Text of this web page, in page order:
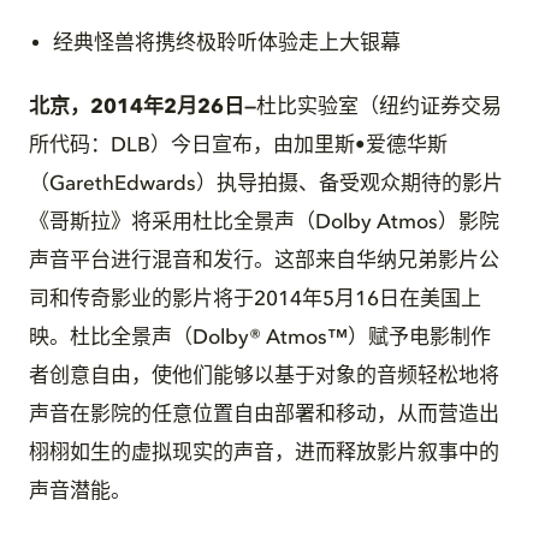
经典怪兽将携终极聆听体验走上大银幕
北京，2014年2月26日 —杜比实验室（纽约证券交易
所代码：DLB）今日宣布，由加里斯•爱德华斯
（GarethEdwards）执导拍摄、备受观众期待的影片
《哥斯拉》将采用杜比全景声（Dolby Atmos）影院
声音平台进行混音和发行。这部来自华纳兄弟影片公
司和传奇影业的影片将于2014年5月16日在美国上
映。杜比全景声（Dolby® Atmos™）赋予电影制作
者创意自由，使他们能够以基于对象的音频轻松地将
声音在影院的任意位置自由部署和移动，从而营造出
栩栩如生的虚拟现实的声音，进而释放影片叙事中的
声音潜能。